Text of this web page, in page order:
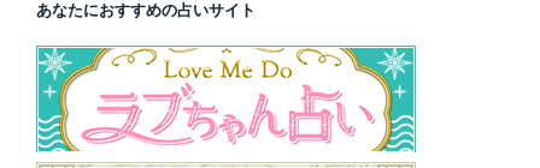
あなたにおすすめの占いサイト